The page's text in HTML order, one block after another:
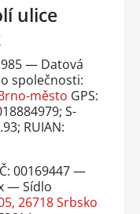
ulice
— Datová
společnosti:
město GPS:
S-
RUIAN:
00169447 —
— Sídlo
26718 Srbsko